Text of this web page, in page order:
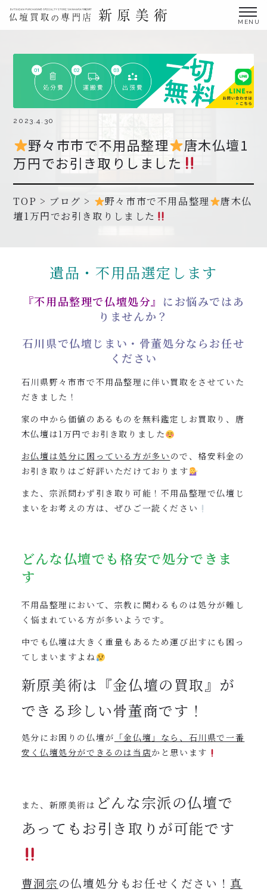
仏壇買取サービス
買取ステップ・お仏壇処分の流れ
ブログ
北陸三県外の方
よくあるご質問
協力店募集について
0120-962-856
受付時間：24時間受付 定休日：なし
2023.4.30
野々市市で不用品整理
唐木仏壇1
万円でお引き取りしました
TOP > ブログ > 野々市市で不用品整理
唐木仏
壇1万円でお引き取りしました
遺品・不用品選定します
『不用品整理で仏壇処分』 にお悩みではあ
りませんか？
石川県で仏壇じまい・骨董処分ならお任せ
ください
石川県野々市市で不用品整理に伴い買取をさせていた
だきました！
家の中から価値のあるものを無料鑑定しお買取り、唐
木仏壇は1万円でお引き取りました
お仏壇は処分に困っている方が多い ので、格安料金の
お引き取りはご好評いただけております
また、宗派問わず引き取り可能！不用品整理で仏壇じ
まいをお考えの方は、ぜひご一読ください
どんな仏壇でも格安で処分できま
す
不用品整理において、宗教に関わるものは処分が難し
く悩まれている方が多いようです。
中でも仏壇は大きく重量もあるため運び出すにも困っ
てしまいますよね
新原美術は『金仏壇の買取』が
できる珍しい骨董商です！
処分にお困りの仏壇が 「金仏壇」なら、石川県で一番
安く仏壇処分ができるのは当店かと思います
また、新原美術は どんな宗派の仏壇で
あってもお引き取りが可能です
曹洞宗の仏壇処分もお任せください！ 真